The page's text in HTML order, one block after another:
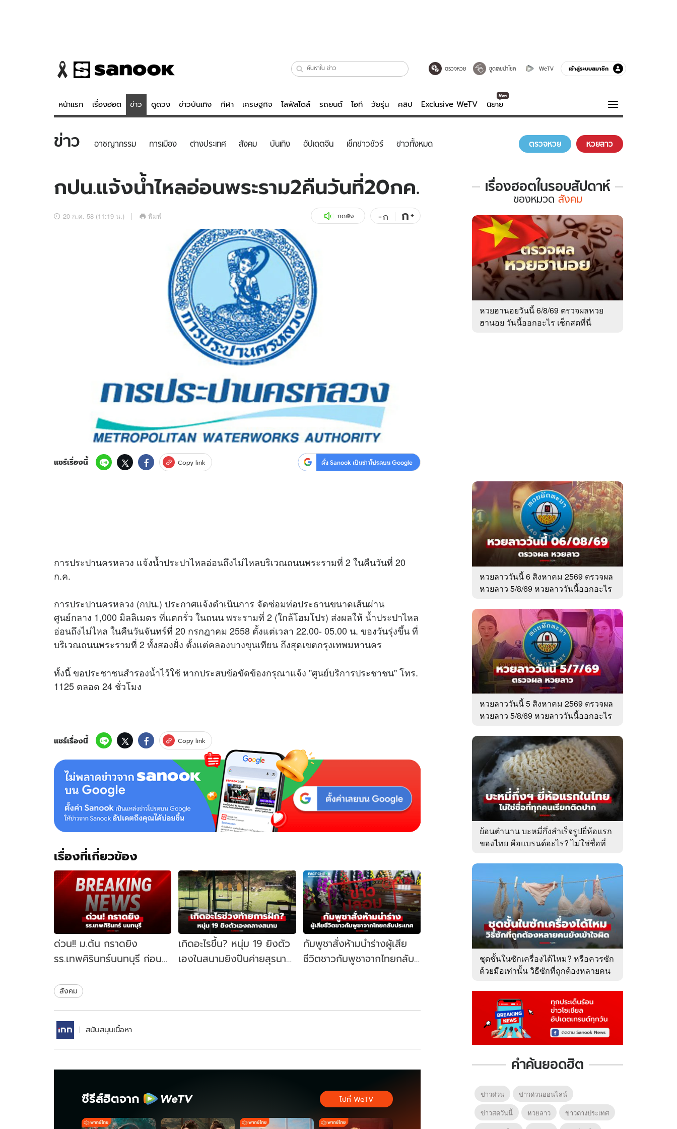
ตรวจหวย ขูดเลขนำโชค WeTV เข้าสู่ระบบสมาชิก
หน้าแรก เรื่องฮอต ข่าว ดูดวง ข่าวบันเทิง กีฬา เศรษฐกิจ ไลฟ์สไตล์ รถยนต์ ไอที วัยรุ่น คลิป Exclusive WeTV นิยาย
ข่าว
ข่าวบันเทิง
ดูดวง - ตรวจหวย
สถิติหวยไทย
ไลฟ์สไตล์
วัยรุ่น
รถยนต์
สุขภาพ
เที่ยว-กิน
Tasteful Thailand
Sanook Choice
บันเทิงครบรส
เกมส์
คลิป
พอดแคสต์
ความรู้รอบตัว
ฮาวทู
ติดตามสนุกโซเชียลได้ที่
ข่าว อาชญากรรม การเมือง ต่างประเทศ สังคม บันเทิง อัปเดตจีน เช็กข่าวชัวร์ ข่าวทั้งหมด ตรวจหวย หวยลาว
กปน.แจ้งน้ำไหลอ่อนพระราม2คืนวันที่20กค.
20 ก.ค. 58 (11:19 น.) พิมพ์ กดฟัง -ก ก+
แชร์เรื่องนี้ Copy link ตั้ง Sanook เป็นข่าวโปรดบน Google
การประปานครหลวง แจ้งน้ำประปาไหลอ่อนถึงไม่ไหลบริเวณถนนพระรามที่ 2 ในคืนวันที่ 20
ก.ค.
การประปานครหลวง (กปน.) ประกาศแจ้งดำเนินการ จัดซ่อมท่อประธานขนาดเส้นผ่าน
ศูนย์กลาง 1,000 มิลลิเมตร ที่แตกรั่ว ในถนน พระรามที่ 2 (ใกล้โฮมโปร) ส่งผลให้ น้ำประปาไหล
อ่อนถึงไม่ไหล ในคืนวันจันทร์ที่ 20 กรกฎาคม 2558 ตั้งแต่เวลา 22.00- 05.00 น. ของวันรุ่งขึ้น ที่
บริเวณถนนพระรามที่ 2 ทั้งสองฝั่ง ตั้งแต่คลองบางขุนเทียน ถึงสุดเขตกรุงเทพมหานคร
ทั้งนี้ ขอประชาชนสำรองน้ำไว้ใช้ หากประสบข้อขัดข้องกรุณาแจ้ง "ศูนย์บริการประชาชน" โทร.
1125 ตลอด 24 ชั่วโมง
แชร์เรื่องนี้ Copy link
เรื่องที่เกี่ยวข้อง
ด่วน!! ม.ต้น กราดยิง
รร.เทพศิรินทร์นนทบุรี ก่อน
บาดเจ็บ-เสียชีวิต
เกิดอะไรขึ้น? หนุ่ม 19 ยิงตัว
เองในสนามยิงปืนค่ายสุรนารี
กัมพูชาสั่งห้ามนำร่างผู้เสีย
ชีวิตชาวกัมพูชาจากไทยกลับ
สังคม
สนับสนุนเนื้อหา
ซีรีส์ฮิตจาก ไปที่ WeTV
เรื่องฮอตในรอบสัปดาห์
เรื่อง
ใน
รอบ
สัปดาห์
หมวด
สังคม
ของหมวด สังคม
หวยฮานอยวันนี้ 6/8/69 ตรวจผลหวย
ฮานอย วันนี้ออกอะไร เช็กสดที่นี่
หวยลาววันนี้ 6 สิงหาคม 2569 ตรวจผล
หวยลาว 5/8/69 หวยลาววันนี้ออกอะไร
หวยลาววันนี้ 5 สิงหาคม 2569 ตรวจผล
หวยลาว 5/8/69 หวยลาววันนี้ออกอะไร
ย้อนตำนาน บะหมี่กึ่งสำเร็จรูปยี่ห้อแรก
ของไทย คือแบรนด์อะไร? ไม่ใช่ชื่อที่
ชุดชั้นในซักเครื่องได้ไหม? หรือควรซัก
ด้วยมือเท่านั้น วิธีซักที่ถูกต้องหลายคน
คำค้นยอดฮิต
ข่าวด่วน
ข่าวด่วนออนไลน์
ข่าวสดวันนี้
หวยลาว
ข่าวต่างประเทศ